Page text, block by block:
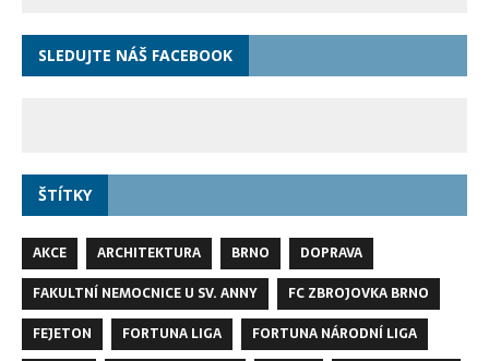
SLEDUJTE NÁŠ FACEBOOK
ŠTÍTKY
AKCE ARCHITEKTURA BRNO
DOPRAVA
FAKULTNÍ NEMOCNICE U SV. ANNY
FC ZBROJOVKA BRNO
FEJETON
FORTUNA LIGA
FORTUNA NÁRODNÍ LIGA